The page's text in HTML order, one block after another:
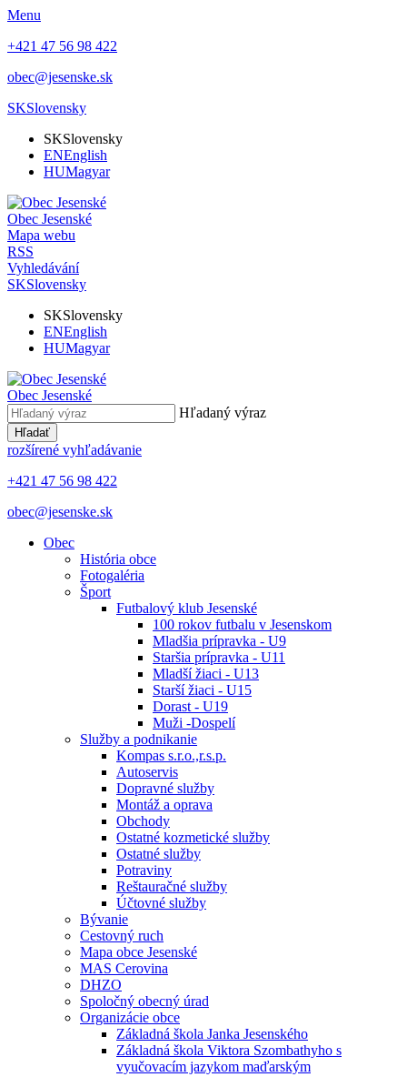
Menu
+421 47 56 98 422
obec@jesenske.sk
SKSlovensky
SKSlovensky
ENEnglish
HUMagyar
Obec Jesenské
Mapa webu
RSS
Vyhledávání
SKSlovensky
SKSlovensky
ENEnglish
HUMagyar
Obec Jesenské
Hľadaný výraz
Hľadať
rozšírené vyhľadávanie
+421 47 56 98 422
obec@jesenske.sk
Obec
História obce
Fotogaléria
Šport
Futbalový klub Jesenské
100 rokov futbalu v Jesenskom
Mladšia prípravka - U9
Staršia prípravka - U11
Mladší žiaci - U13
Starší žiaci - U15
Dorast - U19
Muži -Dospelí
Služby a podnikanie
Kompas s.r.o.,r.s.p.
Autoservis
Dopravné služby
Montáž a oprava
Obchody
Ostatné kozmetické služby
Ostatné služby
Potraviny
Reštauračné služby
Účtovné služby
Bývanie
Cestovný ruch
Mapa obce Jesenské
MAS Cerovina
DHZO
Spoločný obecný úrad
Organizácie obce
Základná škola Janka Jesenského
Základná škola Viktora Szombathyho s
vyučovacím jazykom maďarským